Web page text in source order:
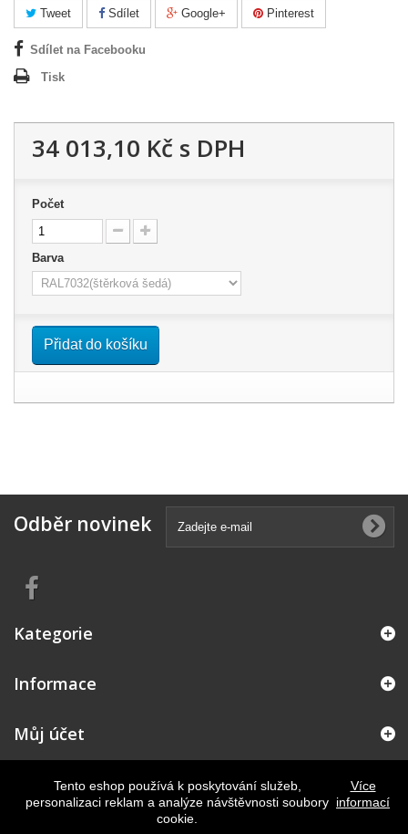
Tento eshop používá k poskytování služeb,
personalizaci reklam a analýze návštěvnosti soubory
cookie.
Více
informací
Tweet Sdílet Google+ Pinterest
Sdílet na Facebooku
Tisk
34 013,10 Kč s DPH
Počet
Barva
Přidat do košíku
Odběr novinek
Kategorie
Informace
Můj účet
Kontakt